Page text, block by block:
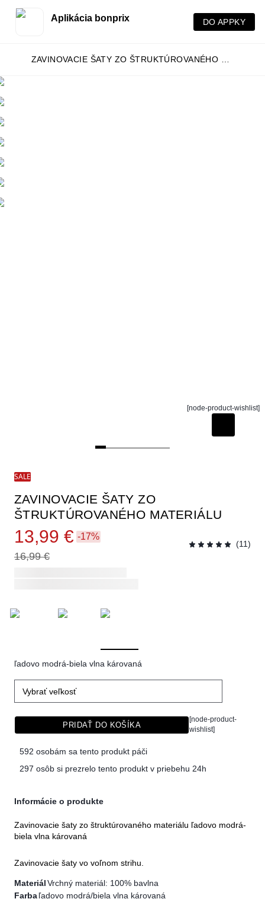
Aplikácia bonprix DO APPKY
[node-product-wishlist]
SALE
ZAVINOVACIE ŠATY ZO
ŠTRUKTÚROVANÉHO MATERIÁLU
13,99 € -17%
16,99 €
(11)
ľadovo modrá-biela vlna károvaná
Vybrať veľkosť
PRIDAŤ DO KOŠÍKA
[node-product-
wishlist]
592 osobám sa tento produkt páči
297 osôb si prezrelo tento produkt v priebehu 24h
Informácie o produkte
Zavinovacie šaty zo štruktúrovaného materiálu ľadovo modrá-
biela vlna károvaná
Zavinovacie šaty vo voľnom strihu.
MateriálVrchný materiál: 100% bavlna
Farbaľadovo modrá/biela vlna károvaná